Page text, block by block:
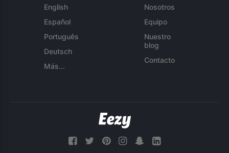
English
Español
Português
Deutsch
Más...
Nosotros
Equipo
Nuestro
blog
Contacto